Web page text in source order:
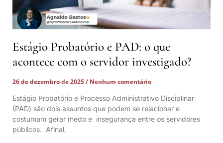
Estágio Probatório e PAD: o que
acontece com o servidor investigado?
26 de dezembro de 2025
Nenhum comentário
Estágio Probatório e Processo Administrativo Disciplinar
(PAD) são dois assuntos que podem se relacionar e
costumam gerar medo e insegurança entre os servidores
públicos. Afinal,